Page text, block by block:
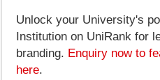
Unlock your University's
Institution on UniRank for
branding. Enquiry now to
here.